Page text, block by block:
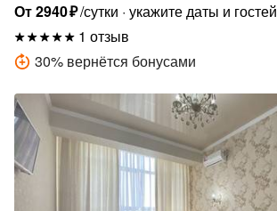
От2940₽/сутки укажите даты и гостей
1 отзыв
30% вернётся бонусами